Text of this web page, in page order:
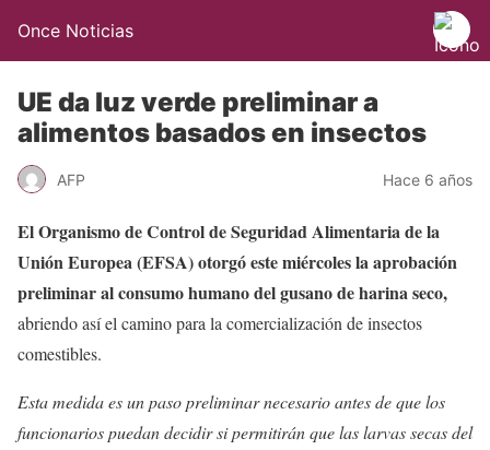
Once Noticias
UE da luz verde preliminar a
alimentos basados en insectos
AFP Hace 6 años
El Organismo de Control de Seguridad Alimentaria de la
Unión Europea (EFSA) otorgó este miércoles la aprobación
preliminar al consumo humano del gusano de harina seco,
abriendo así el camino para la comercialización de insectos
comestibles.
Esta medida es un paso preliminar necesario antes de que los
funcionarios puedan decidir si permitirán que las larvas secas del